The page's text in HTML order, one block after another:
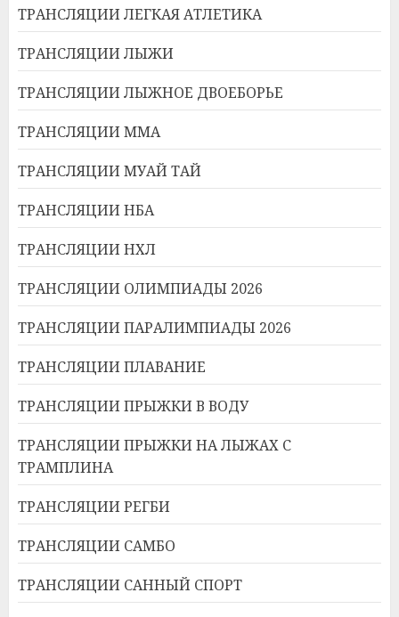
ТРАНСЛЯЦИИ ЛЕГКАЯ АТЛЕТИКА
ТРАНСЛЯЦИИ ЛЫЖИ
ТРАНСЛЯЦИИ ЛЫЖНОЕ ДВОЕБОРЬЕ
ТРАНСЛЯЦИИ ММА
ТРАНСЛЯЦИИ МУАЙ ТАЙ
ТРАНСЛЯЦИИ НБА
ТРАНСЛЯЦИИ НХЛ
ТРАНСЛЯЦИИ ОЛИМПИАДЫ 2026
ТРАНСЛЯЦИИ ПАРАЛИМПИАДЫ 2026
ТРАНСЛЯЦИИ ПЛАВАНИЕ
ТРАНСЛЯЦИИ ПРЫЖКИ В ВОДУ
ТРАНСЛЯЦИИ ПРЫЖКИ НА ЛЫЖАХ С
ТРАМПЛИНА
ТРАНСЛЯЦИИ РЕГБИ
ТРАНСЛЯЦИИ САМБО
ТРАНСЛЯЦИИ САННЫЙ СПОРТ